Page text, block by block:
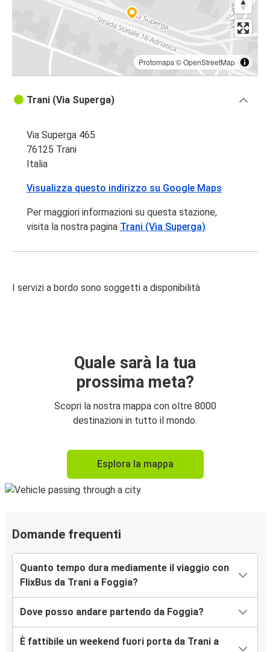
Protomaps©OpenStreetMap
Trani (Via Superga)
Via Superga 465
76125 Trani
Italia
Visualizza questo indirizzo su Google Maps
Per maggiori informazioni su questa stazione,
visita la nostra pagina Trani (Via Superga)
I servizi a bordo sono soggetti a disponibilità
Quale sarà la tua
prossima meta?
Scopri la nostra mappa con oltre 8000
destinazioni in tutto il mondo.
Esplora la mappa
Domande frequenti
Quanto tempo dura mediamente il viaggio con
FlixBus da Trani a Foggia?
Dove posso andare partendo da Foggia?
È fattibile un weekend fuori porta da Trani a